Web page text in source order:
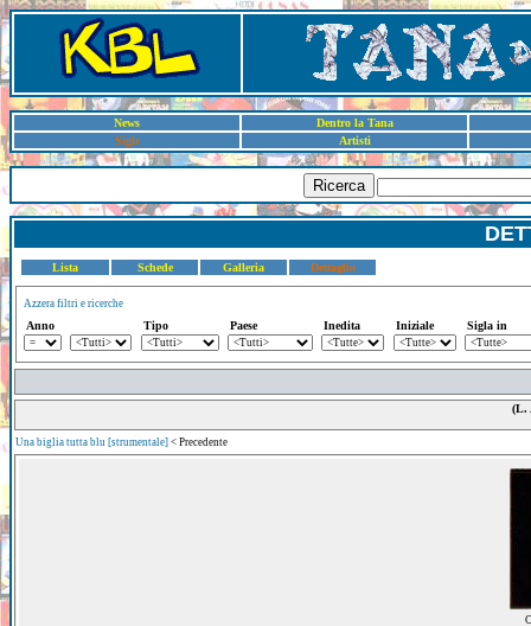
News
Dentro la Tana
Sigle
Artisti
Ricerca
Lista Schede Galleria Dettaglio
Azzera filtri e ricerche
Anno Tipo Paese Inedita Iniziale Sigla in
(L.
Una biglia tutta blu [strumentale] < Precedente